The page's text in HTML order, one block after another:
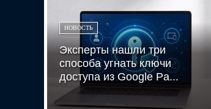
НОВОСТЬ
Эксперты нашли три
способа угнать ключи
доступа из Google Pa...